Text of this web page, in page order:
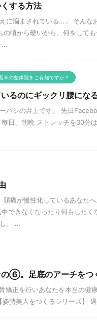
する方法
に悩まされている…」 そんな
の頃から硬いから、何をして
米の整体院をご存知ですか？
るのにギックリ腰にな
パシの井上です。 先日
日、朝晩 ストレッチを30分
痛が慢性化しているあなた
できなくなったり何もしたく
、 ...
⑥。足底のアーチをつ
矯正を行いあなたを本当の健
美人をつくるシリーズ】